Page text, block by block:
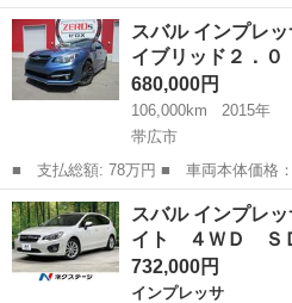
名： スバル ■ 車種名： エクシー
Ｔ ４ＷＤ ターボ ディスプレイオ
ｈ Ｂカメラ ＥＴ...
北海道 帯広市 エクシーガ
スバル インプレ
イブリッド２．
680,000円
106,000km
2015年
帯広市
■ 支払総額: 78万円 ■ 車両本体価格： 680,000 円 ■ メーカー
名： スバル ■ 車種名： インプレッ
グレード名： ハイブリッド２．０ｉ
カメラ エンジン...
北海道 帯広市 スバル
スバル インプレ
イト ４ＷＤ Ｓ
732,000円
インプレッサ